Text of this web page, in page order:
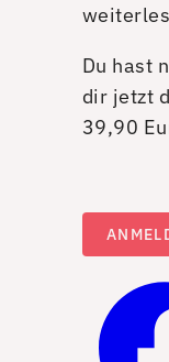
Du hast
dir jetzt
39,90